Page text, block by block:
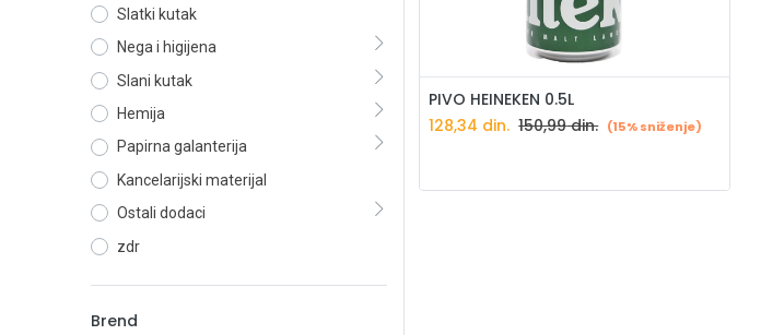
Slatki kutak
Nega i higijena
Slani kutak
Hemija
Papirna galanterija
Kancelarijski materijal
Ostali dodaci
zdr
Brend
PIVO HEINEKEN 0.5L
128,34 din. 150,99din. (15% sniženje)